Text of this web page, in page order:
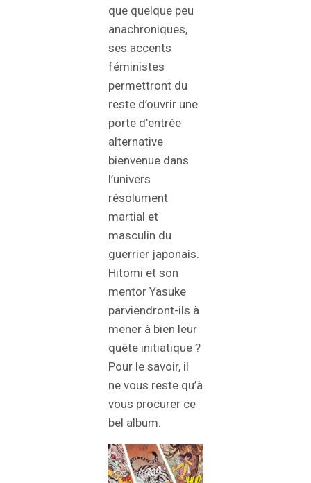
que quelque peu
anachroniques,
ses accents
féministes
permettront du
reste d’ouvrir une
porte d’entrée
alternative
bienvenue dans
l’univers
résolument
martial et
masculin du
guerrier japonais.
Hitomi et son
mentor Yasuke
parviendront-ils à
mener à bien leur
quête initiatique ?
Pour le savoir, il
ne vous reste qu’à
vous procurer ce
bel album.